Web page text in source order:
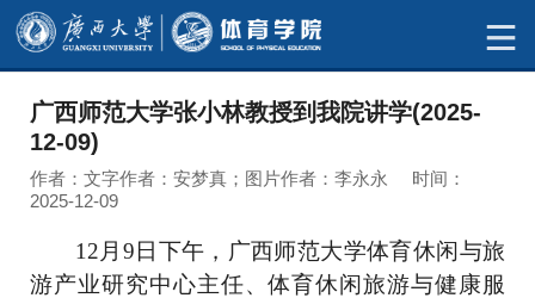
广西师范大学张小林教授到我院讲学(2025-
12-09)
作者：文字作者：安梦真；图片作者：李永永 时间：
2025-12-09
12月9日下午，广西师范大学体育休闲与旅
游产业研究中心主任、体育休闲旅游与健康服